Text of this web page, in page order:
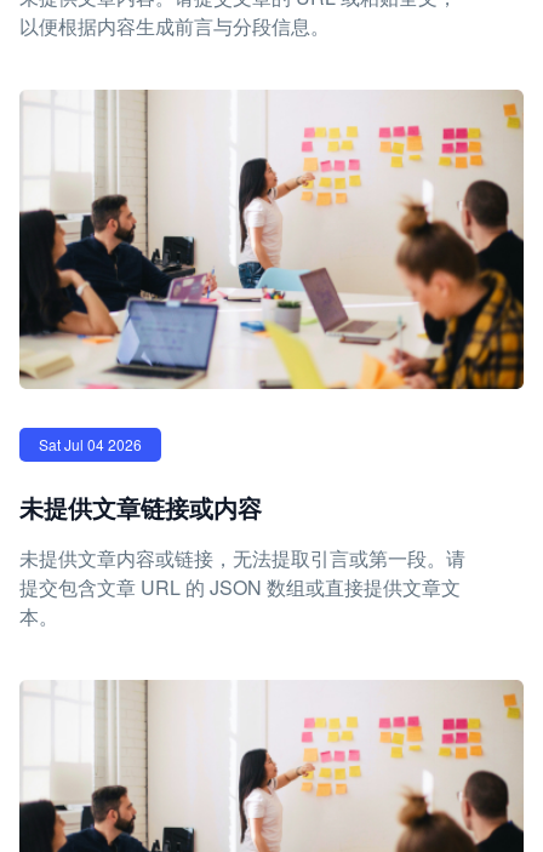
以便根据内容生成前言与分段信息。
Sat Jul 04 2026
未提供文章链接或内容
未提供文章内容或链接，无法提取引言或第一段。请
提交包含文章 URL 的 JSON 数组或直接提供文章文
本。